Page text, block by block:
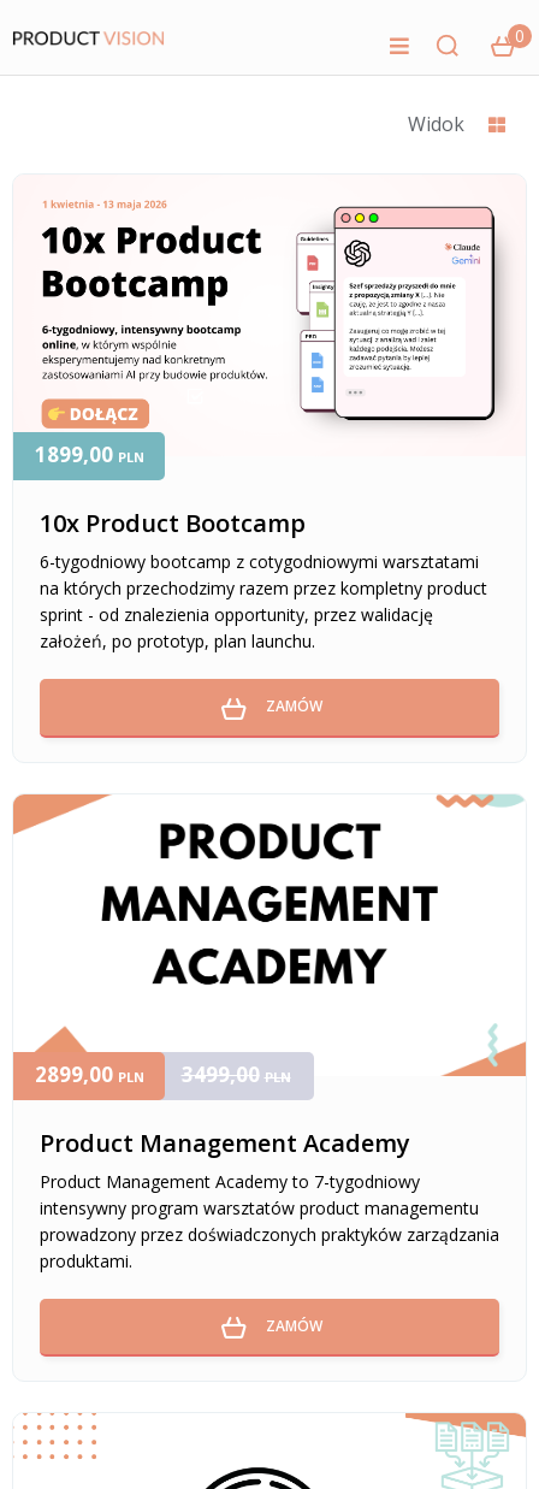
0
Widok
10x Product Bootcamp
6-tygodniowy bootcamp z cotygodniowymi warsztatami
na których przechodzimy razem przez kompletny product
sprint - od znalezienia opportunity, przez walidację
założeń, po prototyp, plan launchu.
1899,00 PLN
ZAMÓW
Product Management Academy
Product Management Academy to 7-tygodniowy
intensywny program warsztatów product managementu
prowadzony przez doświadczonych praktyków zarządzania
produktami.
2899,00 PLN 3499,00 PLN
ZAMÓW